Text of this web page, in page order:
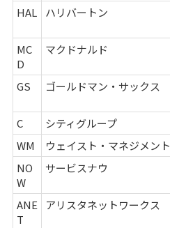
HAL
ハリバートン
MC
D
マクドナルド
GS ゴールドマン・サックス
C
シティグループ
WM
ウェイスト・マネジメント
NO
W
サービスナウ
ANE
T
アリスタネットワークス